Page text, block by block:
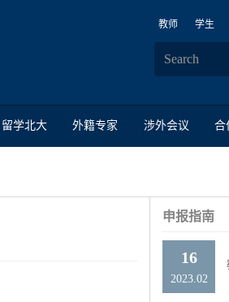
教师 学生
留学北大 外籍专家 涉外会议 合
申报指南
16
2023.02